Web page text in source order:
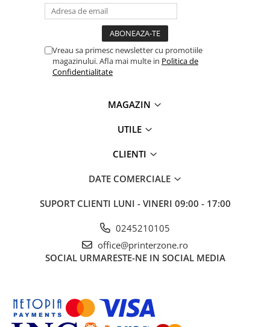
Patch panel-uri
Modemuri
Antene & amplificatoare semnal
Accesorii UPS
Servere, Storage & NAS
DAS (Direct Attached Storage)
Vreau sa primesc newsletter cu promotiile
magazinului. Afla mai multe in Politica de
Confidentialitate
MAGAZIN
UTILE
CLIENTI
DATE COMERCIALE
SUPORT CLIENTI LUNI - VINERI 09:00 - 17:00
0245210105
office@printerzone.ro
SOCIAL URMARESTE-NE IN SOCIAL MEDIA